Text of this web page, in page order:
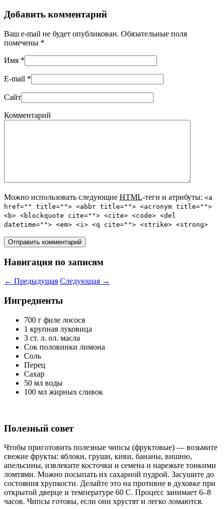
Добавить комментарий
Ваш e-mail не будет опубликован. Обязательные поля
помечены *
Имя *
E-mail *
Сайт
Комментарий
Можно использовать следующие HTML-теги и атрибуты: <a
href="" title=""> <abbr title=""> <acronym title="">
<b> <blockquote cite=""> <cite> <code> <del
datetime=""> <em> <i> <q cite=""> <strike> <strong>
Навигация по записям
← Предыдущая Следующая →
Ингредиенты
700 г филе лосося
1 крупная луковица
3 ст. л. ол. масла
Сок половинки лимона
Соль
Перец
Сахар
50 мл воды
100 мл жирных сливок
Полезный совет
Чтобы приготовить полезные чипсы (фруктовые) — возьмите
свежие фрукты: яблоки, груши, киви, бананы, вишню,
апельсины, извлеките косточки и семена и нарежьте тонкими
ломтями. Можно посыпать их сахарной пудрой. Засушите до
состояния хрупкости. Делайте это на противне в духовке при
открытой дверце и температуре 60 С. Процесс занимает 6–8
часов. Чипсы готовы, если они хрустят и легко ломаются.